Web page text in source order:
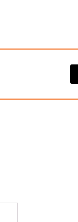
| C - ASTA 145mm